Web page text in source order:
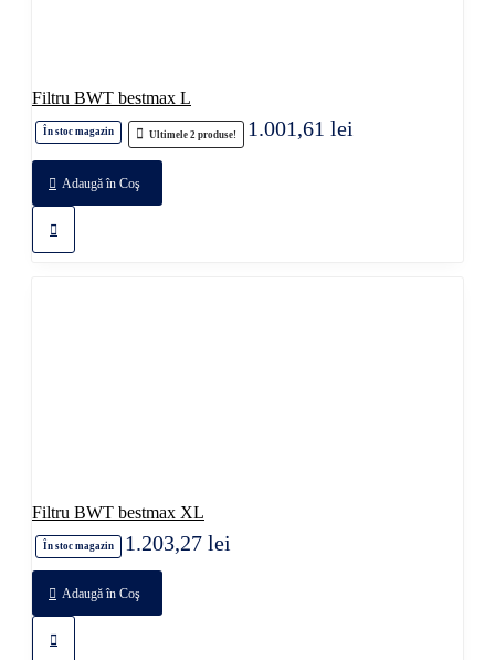
Filtru BWT bestmax L
Ultimele 2 produse!
În stoc magazin 1.001,61 lei
Adaugă în Coş
Filtru BWT bestmax XL
În stoc magazin 1.203,27 lei
Adaugă în Coş